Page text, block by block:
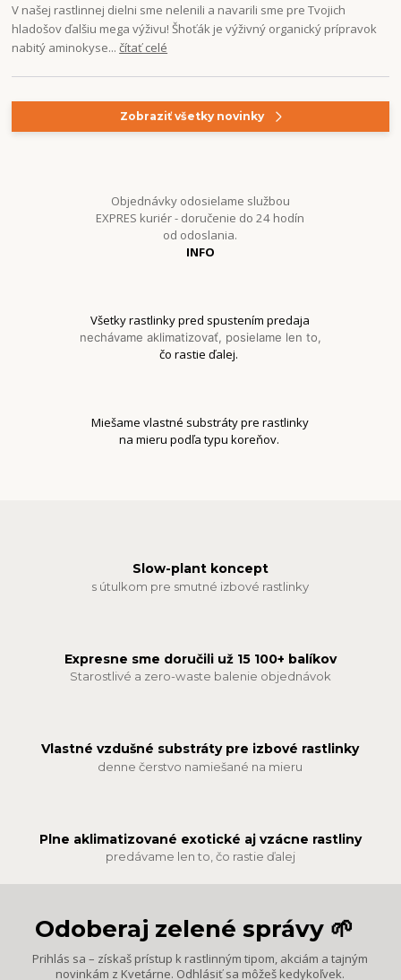
V našej rastlinnej dielni sme nelenili a navarili sme pre Tvojich
hladošov ďalšiu mega výživu! Šhoťák je výživný organický prípravok
nabitý aminokyse...čítať celé
Zobraziť všetky novinky
Objednávky odosielame službou
EXPRES kuriér - doručenie do 24 hodín
od odoslania.
INFO
Všetky rastlinky pred spustením predaja
nechávame aklimatizovať, posielame len to,
čo rastie ďalej.
Miešame vlastné substráty pre rastlinky
na mieru podľa typu koreňov.
Slow-plant koncept
s útulkom pre smutné izbové rastlinky
Expresne sme doručili už 15 100+ balíkov
Starostlivé a zero-waste balenie objednávok
Vlastné vzdušné substráty pre izbové rastlinky
denne čerstvo namiešané na mieru
Plne aklimatizované exotické aj vzácne rastliny
predávame len to, čo rastie ďalej
Odoberaj zelené správy 🌱
Prihlás sa – získaš prístup k rastlinným tipom, akciám a tajným
novinkám z Kvetárne. Odhlásiť sa môžeš kedykoľvek.